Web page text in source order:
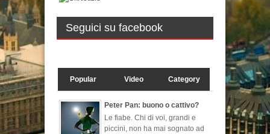
Seguici su facebook
Popular Video Category
Peter Pan: buono o cattivo?
Le fiabe. Chi di voi, grandi e
piccini, non ha mai sognato ad